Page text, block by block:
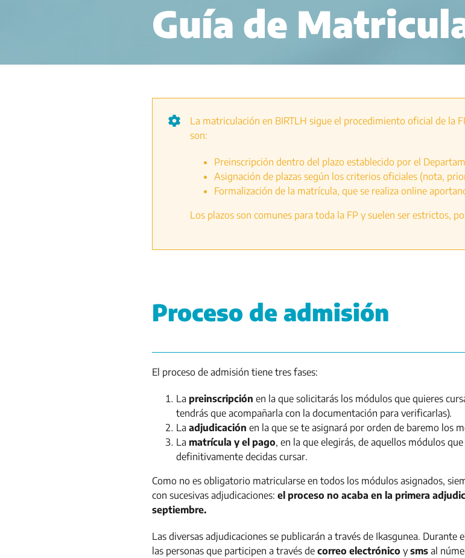
Guía de
La matriculación en BIRTLH sigue el procedimiento oficial de la
son:
Preinscripción dentro del plazo establecido por el
Asignación de plazas según los criterios oficiales (nota,
Formalización de la matrícula, que se realiza online
Los plazos son comunes para toda la FP y suelen ser estrictos,
Proceso de admisión
El proceso de admisión tiene tres fases:
La preinscripción en la que solicitarás los módulos que quieres
tendrás que acompañarla con la documentación para verificarlas).
La adjudicación en la que se te asignará por orden de baremo los
La matrícula y el pago, en la que elegirás, de aquellos módulos
definitivamente decidas cursar.
Como no es obligatorio matricularse en todos los módulos asignados,
con sucesivas adjudicaciones: el proceso no acaba en la primera
septiembre.
Las diversas adjudicaciones se publicarán a través de Ikasgunea. Durante
las personas que participen a través de correo electrónico ysms al